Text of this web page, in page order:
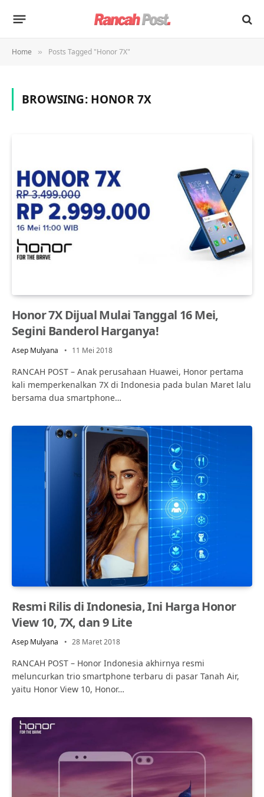
Home » Posts Tagged "Honor 7X"
BROWSING: HONOR 7X
Honor 7X Dijual Mulai Tanggal 16 Mei,
Segini Banderol Harganya!
Asep Mulyana 11 Mei 2018
RANCAH POST – Anak perusahaan Huawei, Honor pertama
kali memperkenalkan 7X di Indonesia pada bulan Maret lalu
bersama dua smartphone…
Resmi Rilis di Indonesia, Ini Harga Honor
View 10, 7X, dan 9 Lite
Asep Mulyana 28 Maret 2018
RANCAH POST – Honor Indonesia akhirnya resmi
meluncurkan trio smartphone terbaru di pasar Tanah Air,
yaitu Honor View 10, Honor…